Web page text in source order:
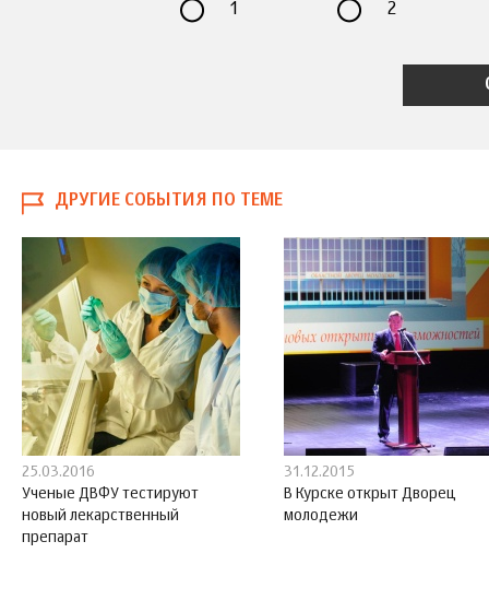
1 2
ДРУГИЕ СОБЫТИЯ ПО ТЕМЕ
25.03.2016
Ученые ДВФУ тестируют
новый лекарственный
препарат
31.12.2015
В Курске открыт Дворец
молодежи